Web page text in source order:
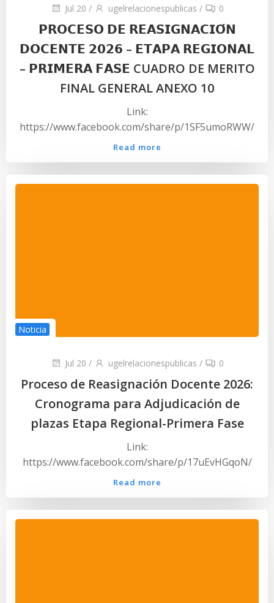
Jul 20 / ugelrelacionespublicas / 0
𝗣𝗥𝗢𝗖𝗘𝗦𝗢 𝗗𝗘 𝗥𝗘𝗔𝗦𝗜𝗚𝗡𝗔𝗖𝗜𝗢́𝗡
𝗗𝗢𝗖𝗘𝗡𝗧𝗘 𝟮𝟬𝟮𝟲 – 𝗘𝗧𝗔𝗣𝗔 𝗥𝗘𝗚𝗜𝗢𝗡𝗔𝗟
– 𝗣𝗥𝗜𝗠𝗘𝗥𝗔 𝗙𝗔𝗦𝗘 CUADRO DE MERITO
FINAL GENERAL ANEXO 10
Link:
https://www.facebook.com/share/p/1SF5umoRWW/
Read more
Noticia
Jul 20 / ugelrelacionespublicas / 0
Proceso de Reasignación Docente 2026:
Cronograma para Adjudicación de
plazas Etapa Regional-Primera Fase
Link:
https://www.facebook.com/share/p/17uEvHGqoN/
Read more